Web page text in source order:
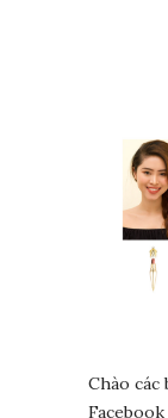
Chào các